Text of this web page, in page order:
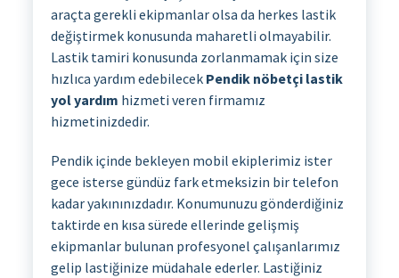
araçta gerekli ekipmanlar olsa da herkes lastik
değiştirmek konusunda maharetli olmayabilir.
Lastik tamiri konusunda zorlanmamak için size
hızlıca yardım edebilecek Pendik nöbetçi lastik
yol yardım hizmeti veren firmamız
hizmetinizdedir.
Pendik içinde bekleyen mobil ekiplerimiz ister
gece isterse gündüz fark etmeksizin bir telefon
kadar yakınınızdadır. Konumunuzu gönderdiğiniz
taktirde en kısa sürede ellerinde gelişmiş
ekipmanlar bulunan profesyonel çalışanlarımız
gelip lastiğinize müdahale ederler. Lastiğiniz